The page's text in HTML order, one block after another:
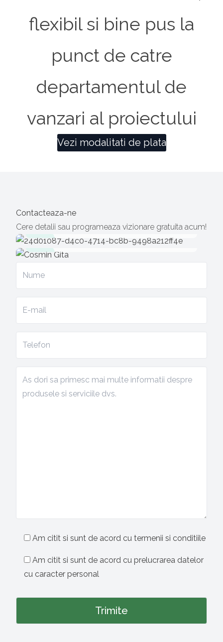
flexibil si bine pus la
punct de catre
departamentul de
vanzari al proiectului
Vezi modalitati de plata
Contacteaza-ne
Cere detalii sau programeaza vizionare gratuita acum!
georgeta@sudrezidential.ro
cosmin.gita@sudrezidential.ro
Am citit si sunt de acord cu termenii si conditiile
Am citit si sunt de acord cu prelucrarea datelor
cu caracter personal